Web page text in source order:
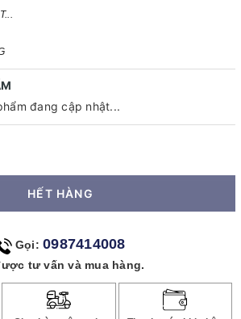
đang cập nhật...
HẾT HÀNG
Gọi: 0987414008
tư vấn và mua hàng.